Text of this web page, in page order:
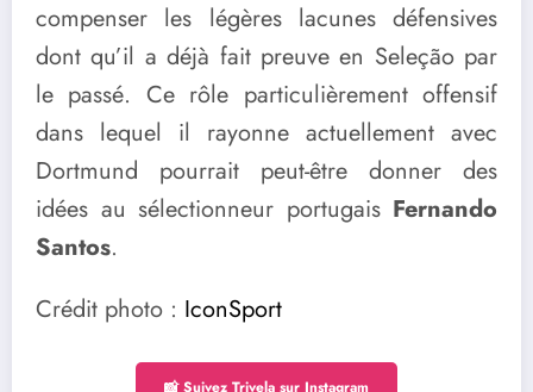
compenser les légères lacunes défensives
dont qu’il a déjà fait preuve en Seleção par
le passé. Ce rôle particulièrement offensif
dans lequel il rayonne actuellement avec
Dortmund pourrait peut-être donner des
idées au sélectionneur portugais Fernando
Santos.
Crédit photo : IconSport
📸 Suivez Trivela sur Instagram